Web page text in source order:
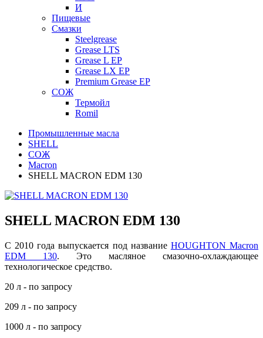
И
Пищевые
Смазки
Steelgrease
Grease LTS
Grease L EP
Grease LX EP
Premium Grease EP
СОЖ
Термойл
Romil
Промышленные масла
SHELL
СОЖ
Macron
SHELL MACRON EDM 130
SHELL MACRON EDM 130
С 2010 года выпускается под название HOUGHTON Macron
EDM 130. Это масляное смазочно-охлаждающее
технологическое средство.
20 л - по запросу
209 л - по запросу
1000 л - по запросу